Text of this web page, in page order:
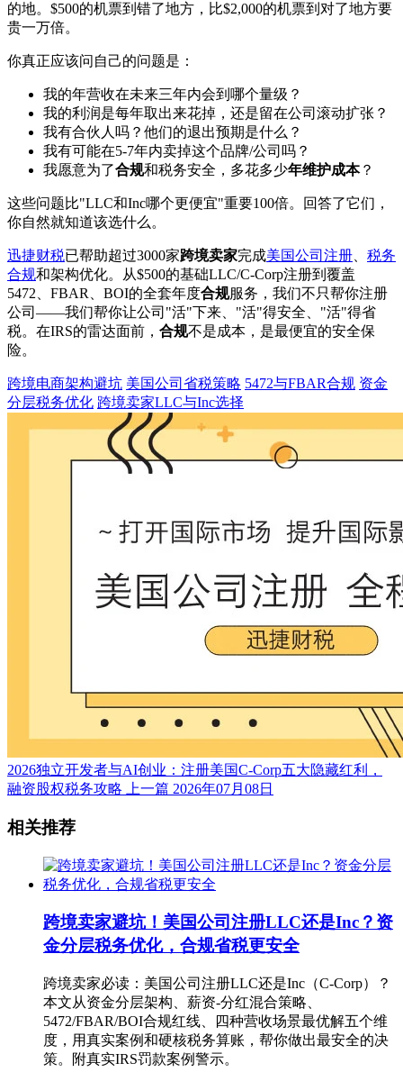
的地。$500的机票到错了地方，比$2,000的机票到对了地方要
贵一万倍。
你真正应该问自己的问题是：
我的年营收在未来三年内会到哪个量级？
我的利润是每年取出来花掉，还是留在公司滚动扩张？
我有合伙人吗？他们的退出预期是什么？
我有可能在5-7年内卖掉这个品牌/公司吗？
我愿意为了合规和税务安全，多花多少年维护成本？
这些问题比"LLC和Inc哪个更便宜"重要100倍。回答了它们，
你自然就知道该选什么。
迅捷财税已帮助超过3000家跨境卖家完成美国公司注册
税务
合规和架构优化。从$500的基础LLC/C-Corp注册到覆盖
5472、FBAR、BOI的全套年度合规服务，我们不只帮你注册
公司——我们帮你让公司"活"下来、"活"得安全、"活"得省
税。在IRS的雷达面前， 合规不是成本，是最便宜的安全保
险。
跨境电商架构避坑 美国公司省税策略 5472与FBAR合规 资金
分层税务优化 跨境卖家LLC与Inc选择
2026独立开发者与AI创业：注册美国C-Corp五大隐藏红利，
融资股权税务攻略
上一篇 2026年07月08日
相关推荐
跨境卖家避坑！美国公司注册LLC还是Inc？资
金分层税务优化，合规省税更安全
跨境卖家必读：美国公司注册LLC还是Inc（C-Corp）？
本文从资金分层架构、薪资-分红混合策略、
5472/FBAR/BOI合规红线、四种营收场景最优解五个维
度，用真实案例和硬核税务算账，帮你做出最安全的决
策。附真实IRS罚款案例警示。